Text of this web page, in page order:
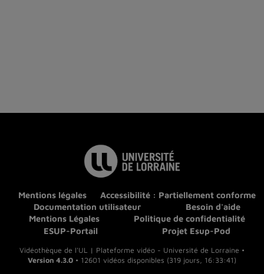
Mentions légales
Accessibilité : Partiellement conforme
Documentation utilisateur
Besoin d'aide
Mentions Légales
Politique de confidentialité
ESUP-Portail
Projet Esup-Pod
Vidéothèque de l'UL | Plateforme vidéo - Université de Lorraine •
Version 4.3.0 • 12601 vidéos disponibles (319 jours, 16:33:41)